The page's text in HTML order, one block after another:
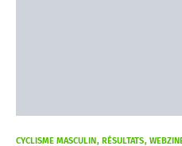
CYCLISME MASCULIN RÉSULTATS